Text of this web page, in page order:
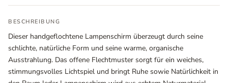
BESCHREIBUNG
Dieser handgeflochtene Lampenschirm überzeugt durch seine
schlichte, natürliche Form und seine warme, organische
Ausstrahlung. Das offene Flechtmuster sorgt für ein weiches,
stimmungsvolles Lichtspiel und bringt Ruhe sowie Natürlichkeit in